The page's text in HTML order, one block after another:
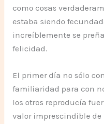
como cosas
estaba siendo
increíblemente se
felicidad.
El primer día no sólo
familiaridad para con
los otros reproducía
valor imprescindible de